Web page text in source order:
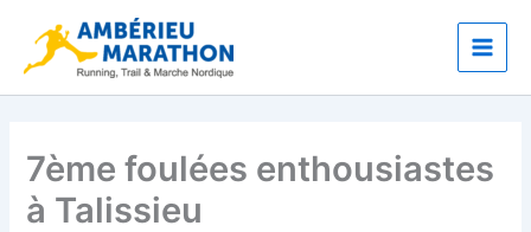
contenu
Main
7ème foulées enthousiastes
à Talissieu